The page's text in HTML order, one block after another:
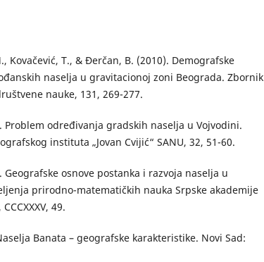
Kovačević, T., & Đerčan, B. (2010). Demografske
naselja u gravitacionoj zoni Beograda. Zbornik
nauke, 131, 269-277.
Problem određivanja gradskih naselja u Vojvodini.
instituta „Jovan Cvijić“ SANU, 32, 51-60.
Geografske osnove postanka i razvoja naselja u
prirodno-matematičkih nauka Srpske akademije
49.
Banata – geografske karakteristike. Novi Sad: